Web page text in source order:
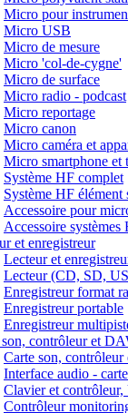
Micro pour
Micro USB
Micro de mesure
Micro 'col-de-cygne'
Micro de surface
Micro radio - podcast
Micro reportage
Micro canon
Micro caméra et
Micro smartphone et
Système HF complet
Système HF élément
Accessoire pour
Accessoire systèmes
et enregistreur
Lecteur et
Lecteur (CD, SD,
Enregistreur format
Enregistreur portable
Enregistreur
son, contrôleur et
Carte son,
Interface audio -
Clavier et
Contrôleur